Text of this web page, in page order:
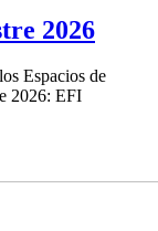
2026
Espacios de
2026: EFI